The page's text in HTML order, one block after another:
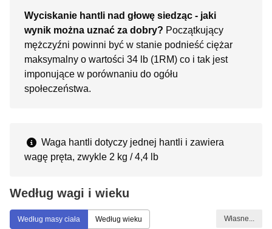
Wyciskanie hantli nad głowę siedząc - jaki
wynik można uznać za dobry? Początkujący
mężczyźni powinni być w stanie podnieść ciężar
maksymalny o wartości 34 lb (1RM) co i tak jest
imponujące w porównaniu do ogółu
społeczeństwa.
Waga hantli dotyczy jednej hantli i zawiera
wagę pręta, zwykle 2 kg / 4,4 lb
Według wagi i wieku
Według masy ciała Według wieku Własne...